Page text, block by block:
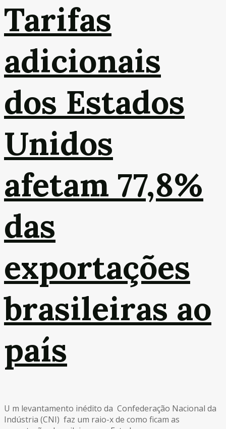
Tarifas
adicionais
dos Estados
Unidos
afetam 77,8%
das
exportações
brasileiras ao
país
U m levantamento inédito da Confederação Nacional da
Indústria (CNI) faz um raio-x de como ficam as